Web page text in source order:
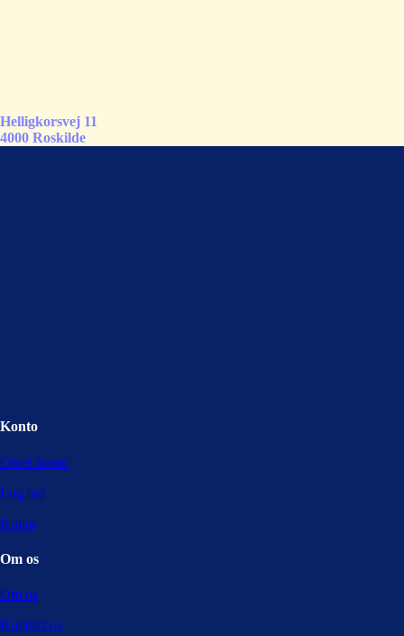
Helligkorsvej 11
4000 Roskilde
Konto
Opret konto
Log ind
Konto
Om os
Om os
Kontakt os